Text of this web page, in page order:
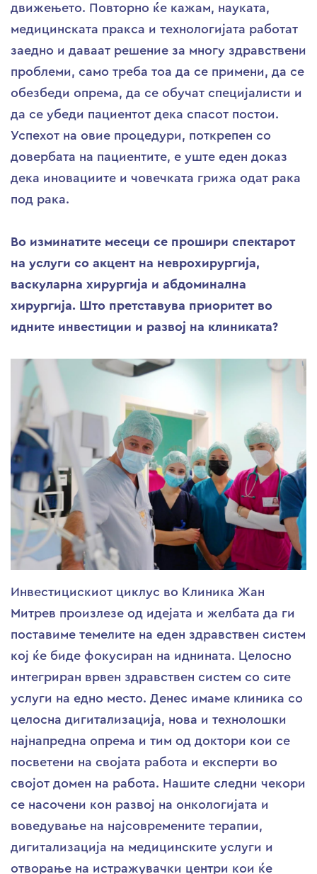
движењето. Повторно ќе кажам, науката,
медицинската пракса и технологијата работат
заедно и даваат решение за многу здравствени
проблеми, само треба тоа да се примени, да се
обезбеди опрема, да се обучат специјалисти и
да се убеди пациентот дека спасот постои.
Успехот на овие процедури, поткрепен со
довербата на пациентите, е уште еден доказ
дека иновациите и човечката грижа одат рака
под рака.
Во изминатите месеци се прошири спектарот
на услуги со акцент на неврохирургија,
васкуларна хирургија и абдоминална
хирургија. Што претставува приоритет во
идните инвестиции и развој на клиниката?
Инвестицискиот циклус во Клиника Жан
Митрев произлезе од идејата и желбата да ги
поставиме темелите на еден здравствен систем
кој ќе биде фокусиран на иднината. Целосно
интегриран врвен здравствен систем со сите
услуги на едно место. Денес имаме клиника со
целосна дигитализација, нова и технолошки
најнапредна опрема и тим од доктори кои се
посветени на својата работа и експерти во
својот домен на работа. Нашите следни чекори
се насочени кон развој на онкологијата и
воведување на најсовремените терапии,
дигитализација на медицинските услуги и
отворање на истражувачки центри кои ќе